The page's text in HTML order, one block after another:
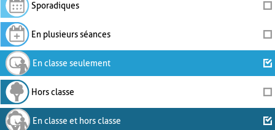
Sporadiques
En plusieurs séances
En classe seulement
Hors classe
En classe et hors classe